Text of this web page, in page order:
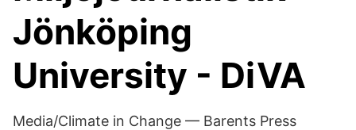
Jönköping
University - DiVA
Media/Climate in Change — Barents Press